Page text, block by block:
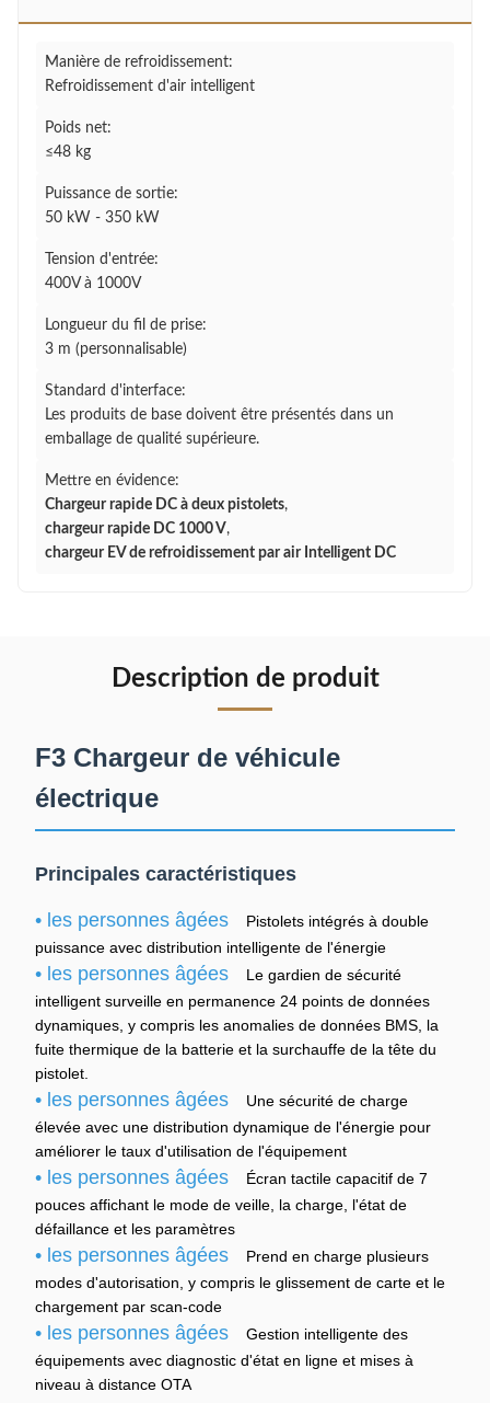
Manière de refroidissement:
Refroidissement d'air intelligent
Poids net:
≤48 kg
Puissance de sortie:
50 kW - 350 kW
Tension d'entrée:
400V à 1000V
Longueur du fil de prise:
3 m (personnalisable)
Standard d'interface:
Les produits de base doivent être présentés dans un
emballage de qualité supérieure.
Mettre en évidence:
Chargeur rapide DC à deux pistolets,
chargeur rapide DC 1000 V,
chargeur EV de refroidissement par air Intelligent DC
Description de produit
F3 Chargeur de véhicule
électrique
Principales caractéristiques
• les personnes âgées
Pistolets intégrés à double
puissance avec distribution intelligente de l'énergie
• les personnes âgées
Le gardien de sécurité
intelligent surveille en permanence 24 points de données
dynamiques, y compris les anomalies de données BMS, la
fuite thermique de la batterie et la surchauffe de la tête du
pistolet.
• les personnes âgées
Une sécurité de charge
élevée avec une distribution dynamique de l'énergie pour
améliorer le taux d'utilisation de l'équipement
• les personnes âgées
Écran tactile capacitif de 7
pouces affichant le mode de veille, la charge, l'état de
défaillance et les paramètres
• les personnes âgées
Prend en charge plusieurs
modes d'autorisation, y compris le glissement de carte et le
chargement par scan-code
• les personnes âgées
Gestion intelligente des
équipements avec diagnostic d'état en ligne et mises à
niveau à distance OTA